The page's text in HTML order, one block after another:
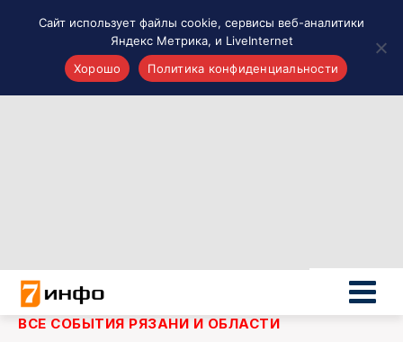
Новости России
Политика
Новости мира
ВСЕ СОБЫТИЯ РЯЗАНИ И ОБЛАСТИ
Сайт использует файлы cookie, сервисы веб-аналитики
Яндекс Метрика, и LiveInternet
Хорошо
Политика конфиденциальности